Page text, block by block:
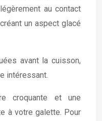
au contact
un aspect glacé
avant la cuisson,
intéressant.
croquante et une
à votre galette. Pour